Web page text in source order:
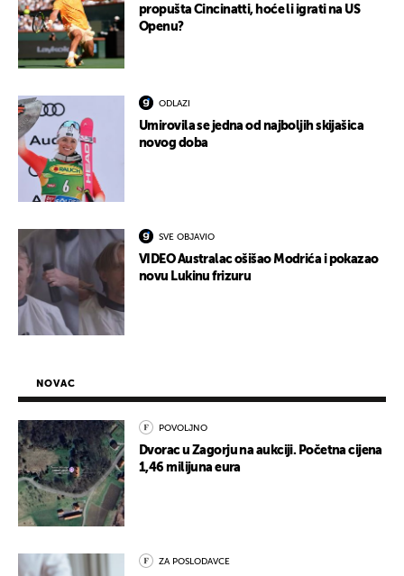
propušta Cincinatti, hoće li igrati na US
Openu?
ODLAZI
Umirovila se jedna od najboljih skijašica
novog doba
SVE OBJAVIO
VIDEO Australac ošišao Modrića i pokazao
novu Lukinu frizuru
NOVAC
POVOLJNO
Dvorac u Zagorju na aukciji. Početna cijena
1,46 milijuna eura
ZA POSLODAVCE